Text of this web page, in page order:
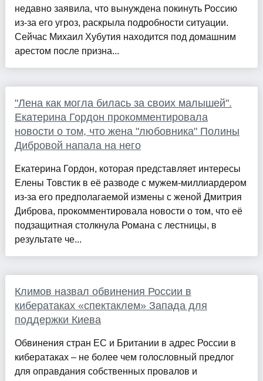
недавно заявила, что вынуждена покинуть Россию
из-за его угроз, раскрыла подробности ситуации.
Сейчас Михаил Хубутия находится под домашним
арестом после призна...
"Лена как могла билась за своих малышей".
Екатерина Гордон прокомментировала
новости о том, что жена "любовника" Полины
Дибровой напала на него
Екатерина Гордон, которая представляет интересы
Елены Товстик в её разводе с мужем-миллиардером
из-за его предполагаемой измены с женой Дмитрия
Диброва, прокомментировала новости о том, что её
подзащитная столкнула Романа с лестницы, в
результате че...
Климов назвал обвинения России в
кибератаках «спектаклем» Запада для
поддержки Киева
Обвинения стран ЕС и Британии в адрес России в
кибератаках – не более чем голословный предлог
для оправдания собственных провалов и